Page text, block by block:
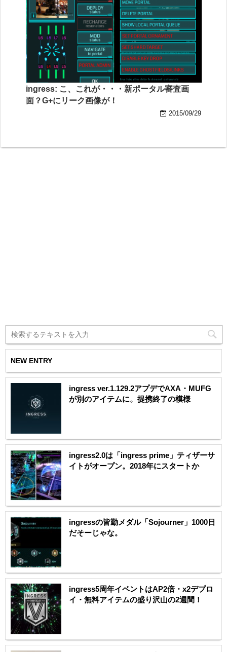
ingress: こ、これが・・・新ポータル審査画
面？G+にリーク画像が！
2015/09/29
NEW ENTRY
ingress ver.1.129.2アプデでAXA・MUFG
が別のアイテムに。提携終了の模様
ingress2.0は「ingress prime」ティザーサ
イトがオープン。2018年にスタートか
ingressの皆勤メダル「Sojourner」1000日
だそーじゃな。
ingress5周年イベントはAP2倍・x2デプロ
イ・無料アイテムの盛り沢山の2週間！